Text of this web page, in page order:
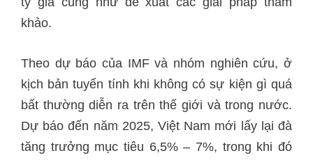
khảo.
Theo dự báo của IMF và nhóm nghiên cứu, ở
kịch bản tuyến tính khi không có sự kiện gì quá
bất thường diễn ra trên thế giới và trong nước.
Dự báo đến năm 2025, Việt Nam mới lấy lại đà
tăng trưởng mục tiêu 6,5% – 7%, trong khi đó